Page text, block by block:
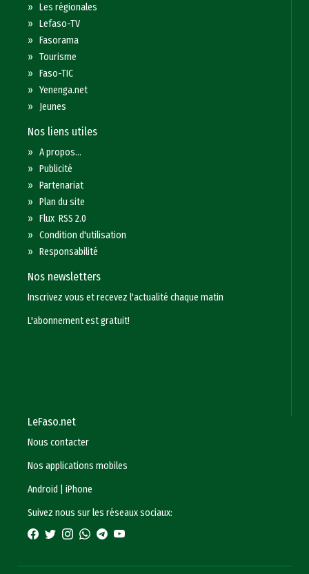
»Les régionales
»Lefaso-TV
»Fasorama
»Tourisme
»Faso-TIC
»Yenenga.net
» Jeunes
Nos liens utiles
»A propos...
»Publicité
»Partenariat
»Plan du site
»Flux RSS 2.0
»Condition d'utilisation
»Responsabilité
Nos newsletters
Inscrivez vous et recevez l'actualité chaque matin
L'abonnement est gratuit!
LeFaso.net
Nous contacter
Nos applications mobiles
Android
|iPhone
Suivez nous sur les réseaux sociaux: